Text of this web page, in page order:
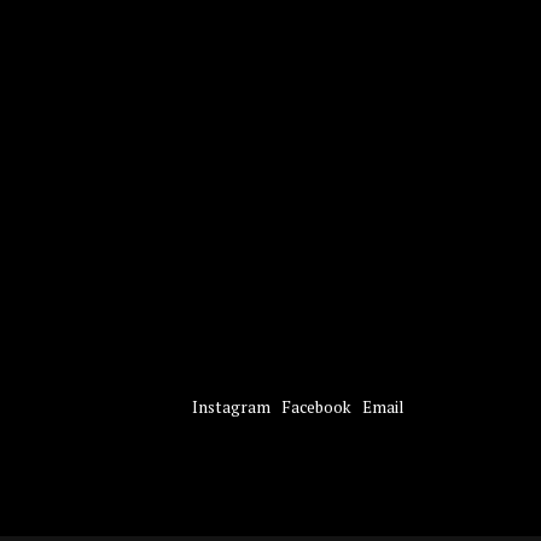
Instagram Facebook Email